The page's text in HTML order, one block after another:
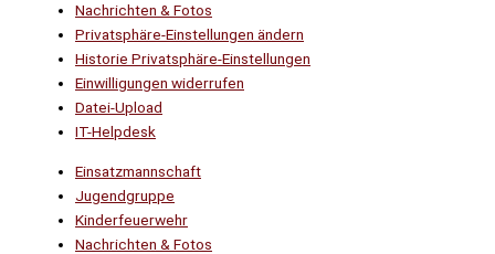
Nachrichten & Fotos
Privatsphäre-Einstellungen ändern
Historie Privatsphäre-Einstellungen
Einwilligungen widerrufen
Datei-Upload
IT-Helpdesk
Einsatzmannschaft
Jugendgruppe
Kinderfeuerwehr
Nachrichten & Fotos